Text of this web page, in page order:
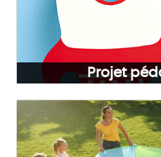
Projet